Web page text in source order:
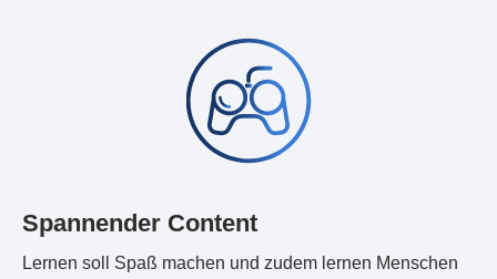
Spannender Content
Lernen soll Spaß machen und zudem lernen Menschen